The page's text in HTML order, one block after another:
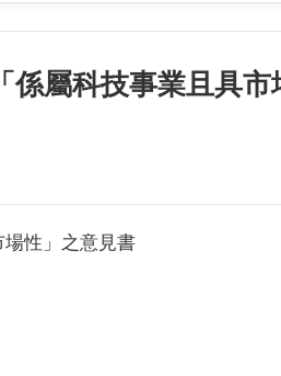
係屬科技事業且具市
性」之意見書